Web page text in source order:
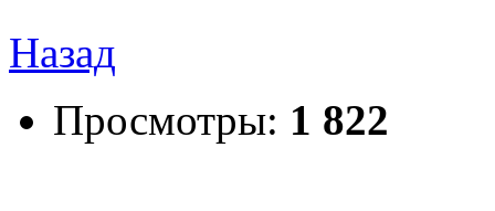
Назад
Просмотры: 1 822